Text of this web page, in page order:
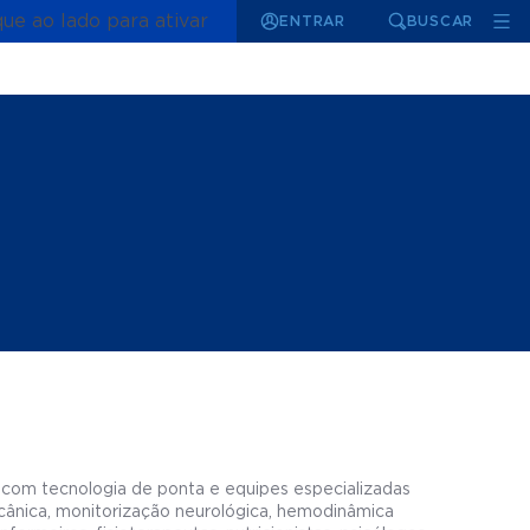
ao lado para ativar ENTRAR BUSCAR
tecnologia de ponta e equipes especializadas
monitorização neurológica, hemodinâmica